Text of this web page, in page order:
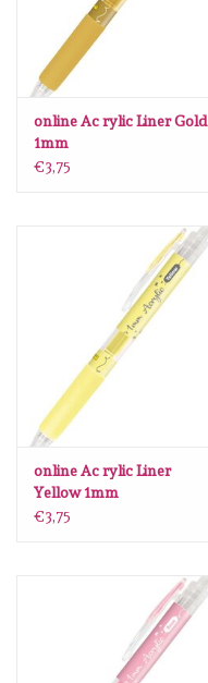
schudmateriaal
Lesia Zgharda
Magnolia
Impronte D'autore
Uitverkoop
Siliconen mal
online Ac rylic Liner Gold
1mm
€3,75
online Ac rylic Liner
Yellow 1mm
€3,75